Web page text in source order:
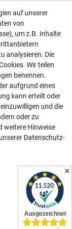
✕
auf unserer
von
um z.B. Inhalte
analysieren. Die
Wir teilen
benennen.
aufgrund eines
kann erteilt oder
und die
oder zu
weitere Hinweise
Daten­schutz­